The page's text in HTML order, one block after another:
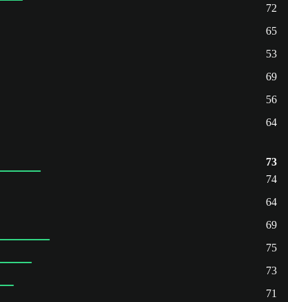
72
65
53
69
56
64
73
74
64
69
75
73
71